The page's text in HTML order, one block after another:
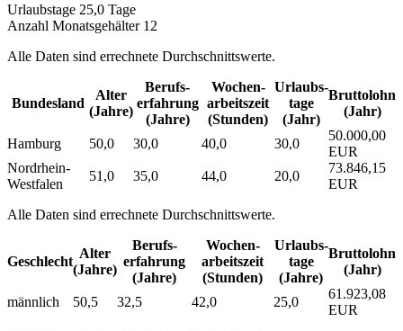
Urlaubstage 25,0 Tage
Anzahl Monatsgehälter 12
Alle Daten sind errechnete Durchschnittswerte.
Bundesland
Alter
(Jahre)
Berufs­
erfahrung
(Jahre)
Wochen­
arbeitszeit
(Stunden)
Urlaubs­
tage
(Jahr)
Bruttolohn
(Jahr)
Hamburg 50,0 30,0 40,0 30,0
50.000,00
EUR
Nordrhein-
Westfalen
51,0 35,0 44,0 20,0
73.846,15
EUR
Alle Daten sind errechnete Durchschnittswerte.
Geschlecht
Alter
(Jahre)
Berufs­
erfahrung
(Jahre)
Wochen­
arbeitszeit
(Stunden)
Urlaubs­
tage
(Jahre)
Bruttolohn
(Jahr)
männlich 50,5 32,5 42,0 25,0
61.923,08
EUR